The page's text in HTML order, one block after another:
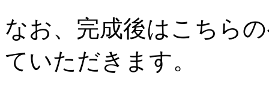
なお、完成後はこちら
ていただきます。